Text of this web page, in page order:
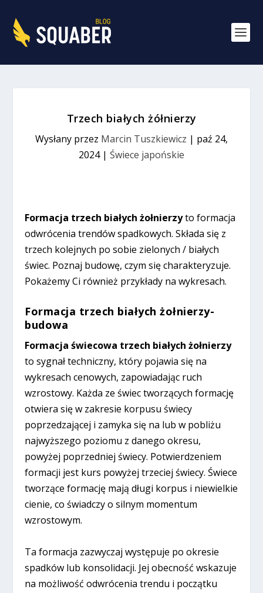
Trzech białych żółnierzy
Wysłany przez Marcin Tuszkiewicz | paź 24,
2024| Świece japońskie
Formacja trzech białych żołnierzyto formacja
odwrócenia trendów spadkowych. Składa się z
trzech kolejnych po sobie zielonych / białych
świec. Poznaj budowę, czym się charakteryzuje.
Pokażemy Ci również przykłady na wykresach.
Formacja trzech białych żołnierzy-
budowa
Formacja świecowa trzech białych żołnierzy
to sygnał techniczny, który pojawia się na
wykresach cenowych, zapowiadając ruch
wzrostowy. Każda ze świec tworzących formację
otwiera się w zakresie korpusu świecy
poprzedzającej i zamyka się na lub w pobliżu
najwyższego poziomu z danego okresu,
powyżej poprzedniej świecy. Potwierdzeniem
formacji jest kurs powyżej trzeciej świecy. Świece
tworzące formację mają długi korpus i niewielkie
cienie, co świadczy o silnym momentum
wzrostowym.
Ta formacja zazwyczaj występuje po okresie
spadków lub konsolidacji. Jej obecność wskazuje
na możliwość odwrócenia trendu i początku